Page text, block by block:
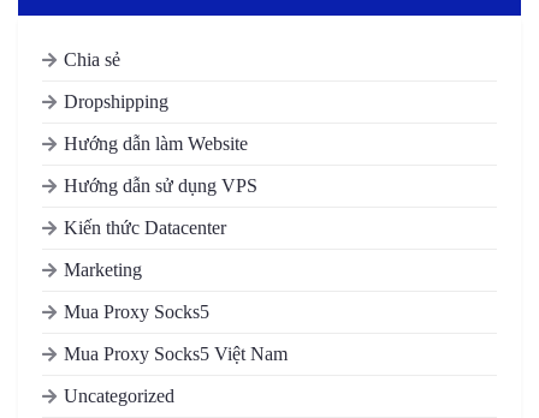
Chia sẻ
Dropshipping
Hướng dẫn làm Website
Hướng dẫn sử dụng VPS
Kiến thức Datacenter
Marketing
Mua Proxy Socks5
Mua Proxy Socks5 Việt Nam
Uncategorized